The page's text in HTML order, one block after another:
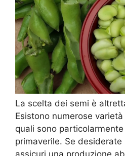
La scelta dei semi è
Esistono numerose
quali sono
primaverile. Se desiderate
assicuri una produzione